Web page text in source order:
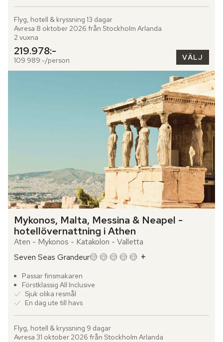
Flyg, hotell & kryssning 13 dagar
Avresa 8 oktober 2026 från Stockholm Arlanda
2 vuxna
219.978:-
109.989:-/person VÄLJ
Mykonos, Malta, Messina & Neapel -
hotellövernattning i Athen
Aten - Mykonos - Katakolon - Valletta
Seven Seas Grandeur
+
Passar finsmakaren
Förstklassig All Inclusive
Sjuk olika resmål
En dag ute till havs
Flyg, hotell & kryssning 9 dagar
Avresa 31 oktober 2026 från Stockholm Arlanda